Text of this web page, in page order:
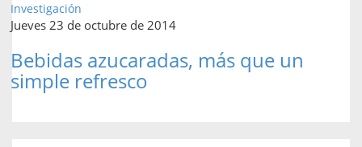
Investigación
Jueves 23 de octubre de 2014
Bebidas azucaradas, más que un
simple refresco